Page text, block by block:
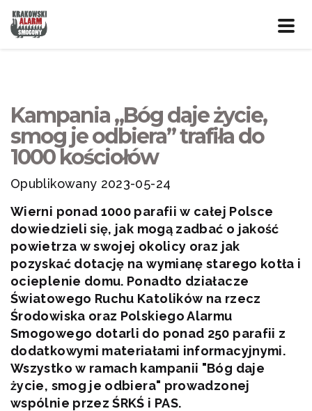
Kampania „Bóg daje życie,
smog je odbiera” trafiła do
1000 kościołów
Opublikowany 2023-05-24
Wierni ponad 1000 parafii w całej Polsce
dowiedzieli się, jak mogą zadbać o jakość
powietrza w swojej okolicy oraz jak
pozyskać dotację na wymianę starego kotła i
ocieplenie domu. Ponadto działacze
Światowego Ruchu Katolików na rzecz
Środowiska oraz Polskiego Alarmu
Smogowego dotarli do ponad 250 parafii z
dodatkowymi materiałami informacyjnymi.
Wszystko w ramach kampanii "Bóg daje
życie, smog je odbiera" prowadzonej
wspólnie przez ŚRKŚ i PAS.